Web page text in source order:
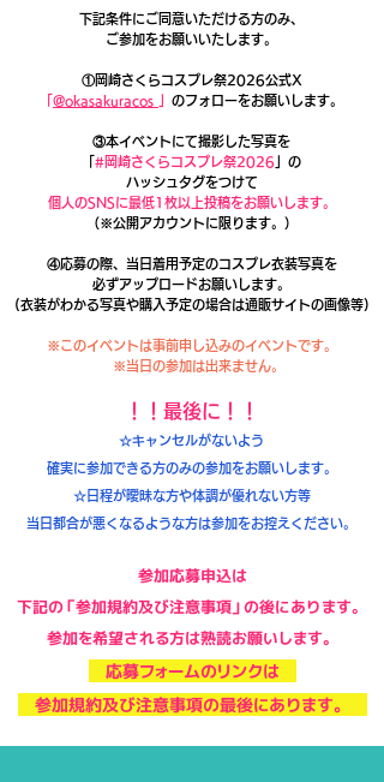
下記条件にご同意いただける方のみ、
ご参加をお願いいたします。
①岡崎さくらコスプレ祭2026公式X
@okasakuracos のフォローをお願いします。
③本イベントにて撮影した写真を
#岡崎さくらコスプレ祭2026 」の
ハッシュタグをつけて
個人のSNSに最低1枚以上投稿をお願いします。
（※公開アカウントに限ります。）
④応募の際、当日着用予定のコスプレ衣装写真を
必ずアップロードお願いします。
(衣装がわかる写真や購入予定の場合は通販サイトの画像等)
※このイベントは事前申し込みのイベントです。
※当日の参加は出来ません。
​​！！最後に！！
​☆キャンセルがないよう
確実に参加できる方のみの参加をお願いします。
☆日程が曖昧な方や体調が優れない方等
当日都合が悪くなるような方は参加をお控えください。
参加応募申込は
下記の「参加規約及び注意事項」の後にあります。
​参加を希望される方は熟読お願いします。​
応募フォームのリンクは
参加規約及び注意事項の最後にあります。